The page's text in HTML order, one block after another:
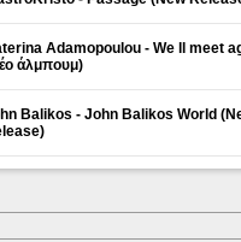
Adamopoulou - We ll meet
άλμπουμ)
Balikos - John Balikos World